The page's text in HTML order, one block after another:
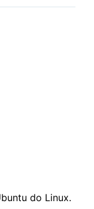
do Linux.